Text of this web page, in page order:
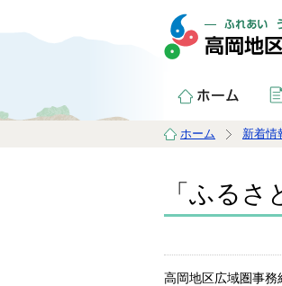
ホーム 新着情
「ふる
高岡地区広域圏事務